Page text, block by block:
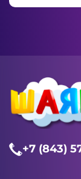
+7 (843)